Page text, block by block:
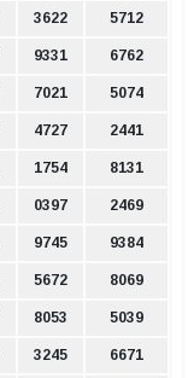
3622 5712
9331 6762
7021 5074
4727 2441
1754 8131
0397 2469
9745 9384
5672 8069
8053 5039
3245 6671